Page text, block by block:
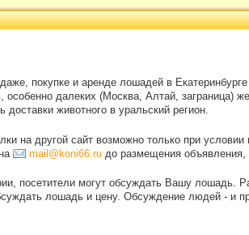
покупке и аренде лошадей в
особенно далеких (Москва, Алтай, заграница)
животного в уральский регион.
на другой сайт возможно только при
mail@koni66.ru до размещения объявления,
посетители могут обсуждать Вашу лошадь.
лошадь и цену. Обсуждение людей - и